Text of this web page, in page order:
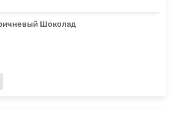
Шоколад